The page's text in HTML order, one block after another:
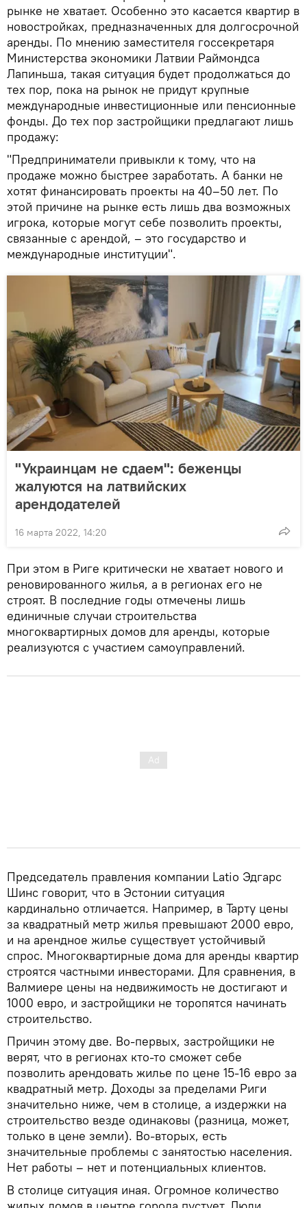
рынке не хватает. Особенно это касается квартир в
новостройках, предназначенных для долгосрочной
аренды. По мнению заместителя госсекретаря
Министерства экономики Латвии Раймондса
Лапиньша, такая ситуация будет продолжаться до
тех пор, пока на рынок не придут крупные
международные инвестиционные или пенсионные
фонды. До тех пор застройщики предлагают лишь
продажу:
"Предприниматели привыкли к тому, что на
продаже можно быстрее заработать. А банки не
хотят финансировать проекты на 40–50 лет. По
этой причине на рынке есть лишь два возможных
игрока, которые могут себе позволить проекты,
связанные с арендой, – это государство и
международные институции".
"Украинцам не сдаем": беженцы
жалуются на латвийских
арендодателей
16 марта 2022, 14:20
При этом в Риге критически не хватает нового и
реновированного жилья, а в регионах его не
строят. В последние годы отмечены лишь
единичные случаи строительства
многоквартирных домов для аренды, которые
реализуются с участием самоуправлений.
Председатель правления компании Latio Эдгарс
Шинс говорит, что в Эстонии ситуация
кардинально отличается. Например, в Тарту цены
за квадратный метр жилья превышают 2000 евро,
и на арендное жилье существует устойчивый
спрос. Многоквартирные дома для аренды квартир
строятся частными инвесторами. Для сравнения, в
Валмиере цены на недвижимость не достигают и
1000 евро, и застройщики не торопятся начинать
строительство.
Причин этому две. Во-первых, застройщики не
верят, что в регионах кто-то сможет себе
позволить арендовать жилье по цене 15-16 евро за
квадратный метр. Доходы за пределами Риги
значительно ниже, чем в столице, а издержки на
строительство везде одинаковы (разница, может,
только в цене земли). Во-вторых, есть
значительные проблемы с занятостью населения.
Нет работы – нет и потенциальных клиентов.
В столице ситуация иная. Огромное количество